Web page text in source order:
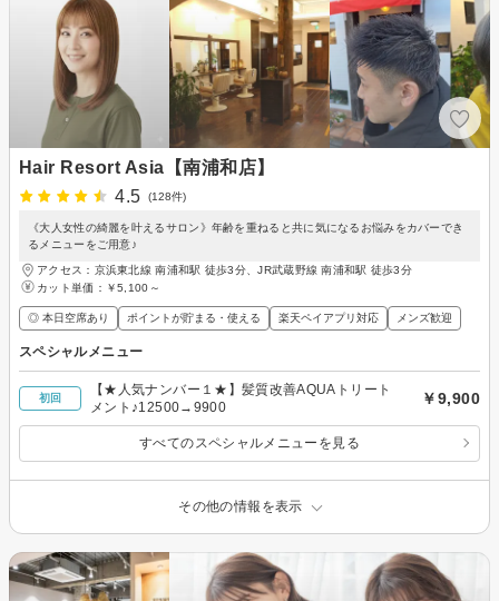
Hair Resort Asia【南浦和店】
4.5
(128件)
《大人女性の綺麗を叶えるサロン》年齢を重ねると共に気になるお悩みをカバーでき
るメニューをご用意♪
アクセス：京浜東北線 南浦和駅 徒歩3分、JR武蔵野線 南浦和駅 徒歩3分
カット単価： ￥5,100～
◎ 本日空席あり ポイントが貯まる・使える 楽天ペイアプリ対応 メンズ歓迎
スペシャルメニュー
初回
【★人気ナンバー１★】髪質改善AQUAトリート
メント♪12500→9900
￥9,900
すべてのスペシャルメニューを見る
その他の情報を表示